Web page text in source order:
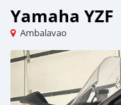
Yamaha YZF
Ambalavao